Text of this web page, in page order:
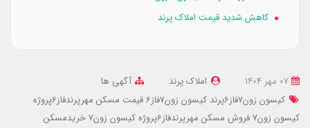
کاهش شدید قیمت املاک پرند
املاک پرند
آگهی ها
کیسون زون7فاز6پرند
کیسون زون7فاز6
قیمت مسکن مهرپرندفاز6پروژه
کیسون زون7 فروش مسکن مهرپرندفاز6پروژه کیسون زون7
خریدمسکن